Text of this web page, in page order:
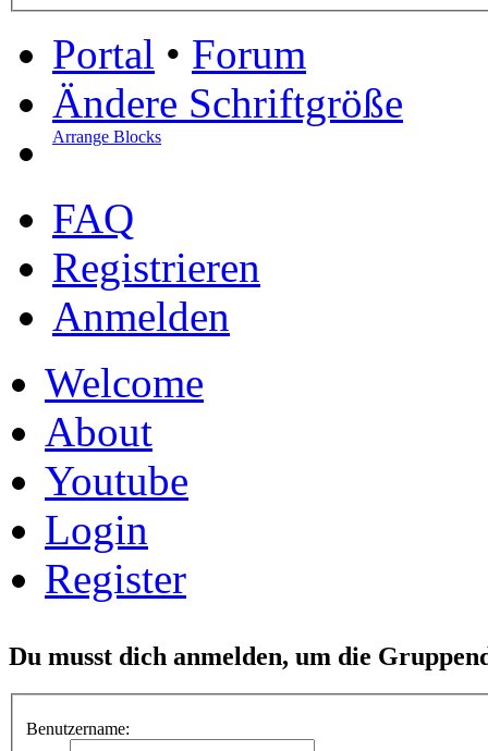
Portal • Forum
Ändere Schriftgröße
Arrange Blocks
FAQ
Registrieren
Anmelden
Welcome
About
Youtube
Login
Register
Du musst dich anmelden, um die
Benutzername: